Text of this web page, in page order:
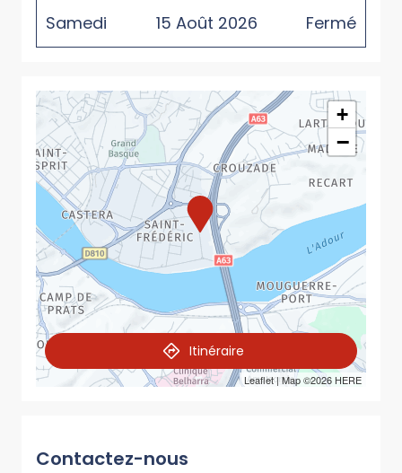
Samedi 15 Août 2026 Fermé
+
−
Leaflet| Map ©2026 HERE
Itinéraire
Contactez-nous